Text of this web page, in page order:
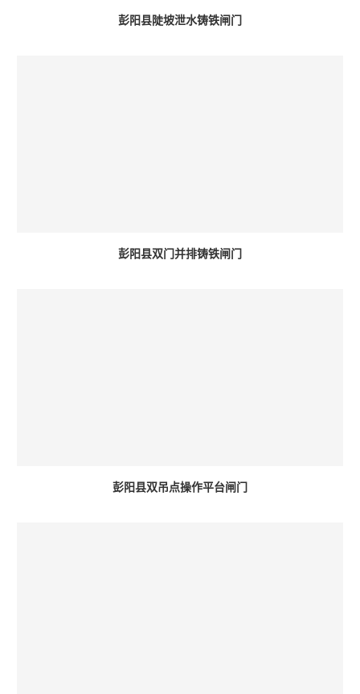
彭阳县陡坡泄水铸铁闸门
彭阳县双门并排铸铁闸门
彭阳县双吊点操作平台闸门